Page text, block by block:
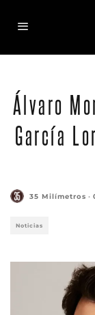
Álvaro
García
35 Milímetros ·
Noticias